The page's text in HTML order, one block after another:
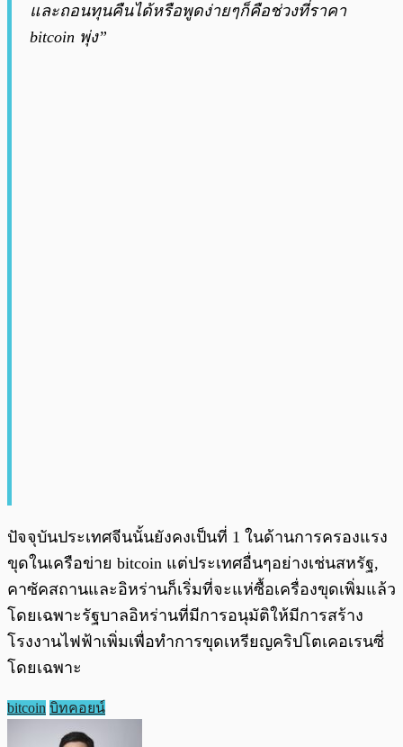
และถอนทุนคืนได้หรือพูดง่ายๆก็คือช่วงที่ราคา
bitcoin พุ่ง”
ปัจจุบันประเทศจีนนั้นยังคงเป็นที่ 1 ในด้านการครองแรง
ขุดในเครือข่าย bitcoin แต่ประเทศอื่นๆอย่างเช่นสหรัฐ,
คาซัคสถานและอิหร่านก็เริ่มที่จะแห่ซื้อเครื่องขุดเพิ่มแล้ว
โดยเฉพาะรัฐบาลอิหร่านที่มีการอนุมัติให้มีการสร้าง
โรงงานไฟฟ้าเพิ่มเพื่อทำการขุดเหรียญคริปโตเคอเรนซี่
โดยเฉพาะ
bitcoin บิทคอยน์